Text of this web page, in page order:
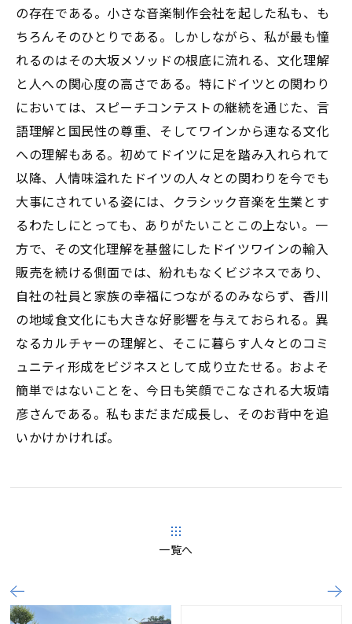
の存在である。小さな音楽制作会社を起した私も、も
ちろんそのひとりである。しかしながら、私が最も憧
れるのはその大坂メソッドの根底に流れる、文化理解
と人への関心度の高さである。特にドイツとの関わり
においては、スピーチコンテストの継続を通じた、言
語理解と国民性の尊重、そしてワインから連なる文化
への理解もある。初めてドイツに足を踏み入れられて
以降、人情味溢れたドイツの人々との関わりを今でも
大事にされている姿には、クラシック音楽を生業とす
るわたしにとっても、ありがたいことこの上ない。一
方で、その文化理解を基盤にしたドイツワインの輸入
販売を続ける側面では、紛れもなくビジネスであり、
自社の社員と家族の幸福につながるのみならず、香川
の地域食文化にも大きな好影響を与えておられる。異
なるカルチャーの理解と、そこに暮らす人々とのコミ
ュニティ形成をビジネスとして成り立たせる。およそ
簡単ではないことを、今日も笑顔でこなされる大坂靖
彦さんである。私もまだまだ成長し、そのお背中を追
いかけかければ。
一覧へ